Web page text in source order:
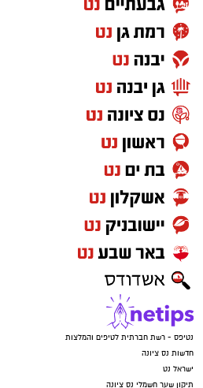
נטיפס - רשת חברתית לטיפים והמלצות
חדשות נס ציונה
ישראל נט
תיקון שער חשמלי נס ציונה